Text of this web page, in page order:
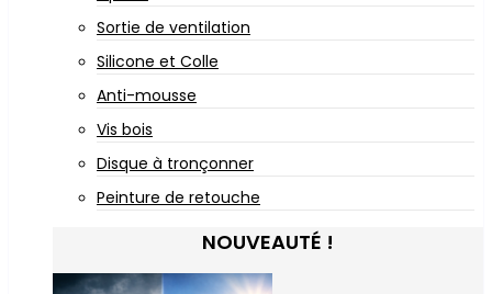
Sortie de ventilation
Silicone et Colle
Anti-mousse
Vis bois
Disque à tronçonner
Peinture de retouche
NOUVEAUTÉ !